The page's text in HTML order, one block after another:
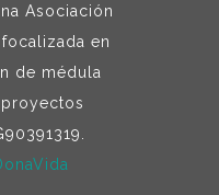
Asociación
en
de médula